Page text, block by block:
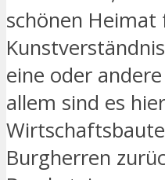
schönen
eine oder
allem sind es
Burgherren